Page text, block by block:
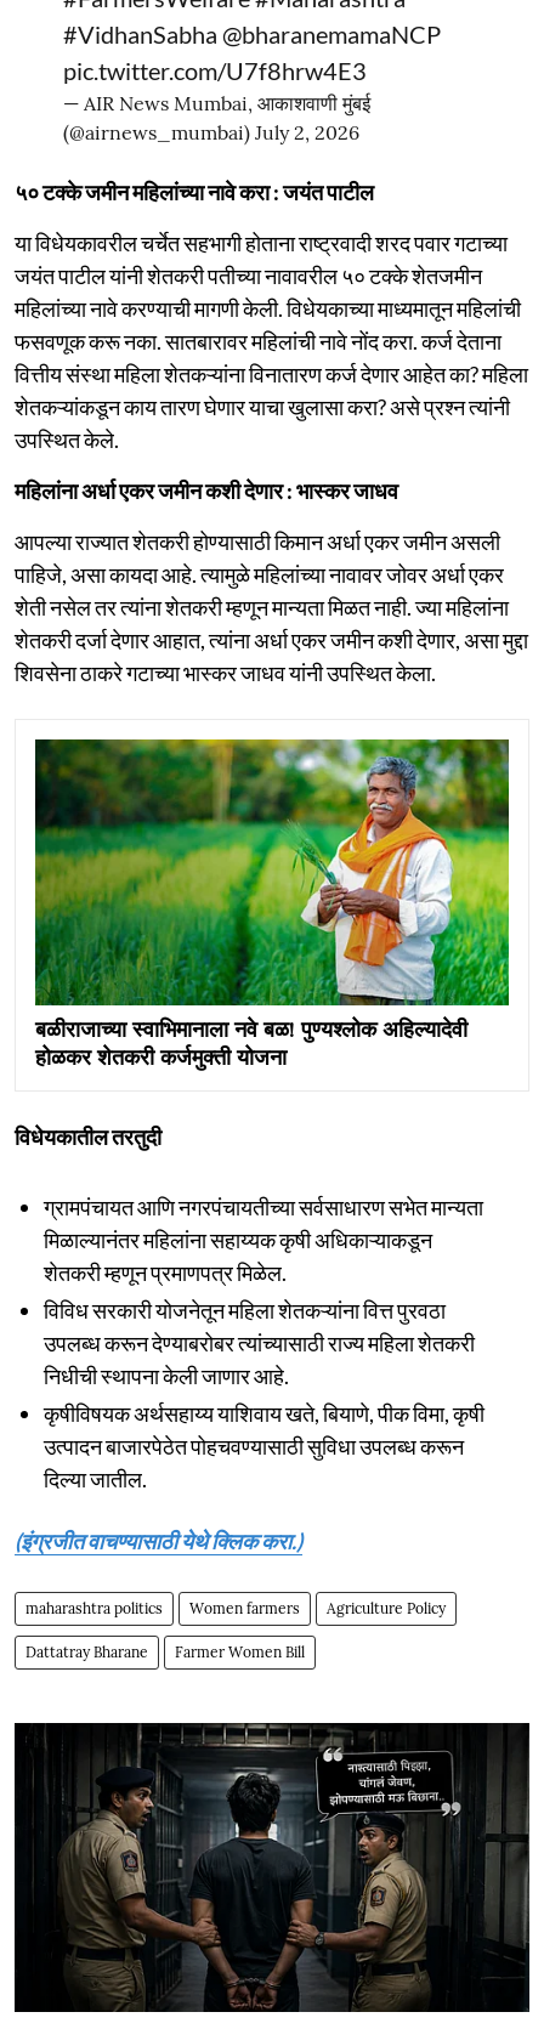
#VidhanSabha @bharanemamaNCP
pic.twitter.com/U7f8hrw4E3
— AIR News Mumbai, आकाशवाणी मुंबई
(@airnews_mumbai) July 2, 2026
५० टक्के जमीन महिलांच्या नावे करा : जयंत पाटील
या विधेयकावरील चर्चेत सहभागी होताना राष्ट्रवादी शरद पवार गटाच्या
जयंत पाटील यांनी शेतकरी पतीच्या नावावरील ५० टक्के शेतजमीन
महिलांच्या नावे करण्याची मागणी केली. विधेयकाच्या माध्यमातून महिलांची
फसवणूक करू नका. सातबारावर महिलांची नावे नोंद करा. कर्ज देताना
वित्तीय संस्था महिला शेतकऱ्यांना विनातारण कर्ज देणार आहेत का? महिला
शेतकऱ्यांकडून काय तारण घेणार याचा खुलासा करा? असे प्रश्न त्यांनी
उपस्थित केले.
महिलांना अर्धा एकर जमीन कशी देणार : भास्कर जाधव
आपल्या राज्यात शेतकरी होण्यासाठी किमान अर्धा एकर जमीन असली
पाहिजे, असा कायदा आहे. त्यामुळे महिलांच्या नावावर जोवर अर्धा एकर
शेती नसेल तर त्यांना शेतकरी म्हणून मान्यता मिळत नाही. ज्या महिलांना
शेतकरी दर्जा देणार आहात, त्यांना अर्धा एकर जमीन कशी देणार, असा मुद्दा
शिवसेना ठाकरे गटाच्या भास्कर जाधव यांनी उपस्थित केला.
बळीराजाच्या स्वाभिमानाला नवे बळ! पुण्यश्लोक अहिल्यादेवी
होळकर शेतकरी कर्जमुक्ती योजना
विधेयकातील तरतुदी
ग्रामपंचायत आणि नगरपंचायतीच्या सर्वसाधारण सभेत मान्यता
मिळाल्यानंतर महिलांना सहाय्यक कृषी अधिकाऱ्याकडून
शेतकरी म्हणून प्रमाणपत्र मिळेल.
विविध सरकारी योजनेतून महिला शेतकऱ्यांना वित्त पुरवठा
उपलब्ध करून देण्याबरोबर त्यांच्यासाठी राज्य महिला शेतकरी
निधीची स्थापना केली जाणार आहे.
कृषीविषयक अर्थसहाय्य याशिवाय खते, बियाणे, पीक विमा, कृषी
उत्पादन बाजारपेठेत पोहचवण्यासाठी सुविधा उपलब्ध करून
दिल्या जातील.
(इंग्रजीत वाचण्यासाठी येथे क्लिक करा.)
maharashtra politics Women farmers Agriculture Policy
Dattatray Bharane Farmer Women Bill